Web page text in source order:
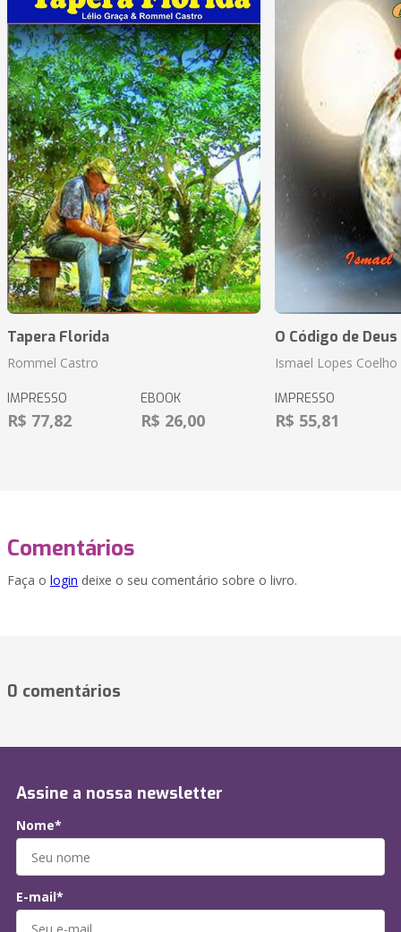
Tapera Florida
Rommel Castro
IMPRESSO
R$ 77,82
EBOOK
R$ 26,00
O Código de Deus
Ismael Lopes Coelho
IMPRESSO
R$ 55,81
Comentários
Faça o login deixe o seu comentário sobre o livro.
0 comentários
Assine a nossa newsletter
Nome*
E-mail*